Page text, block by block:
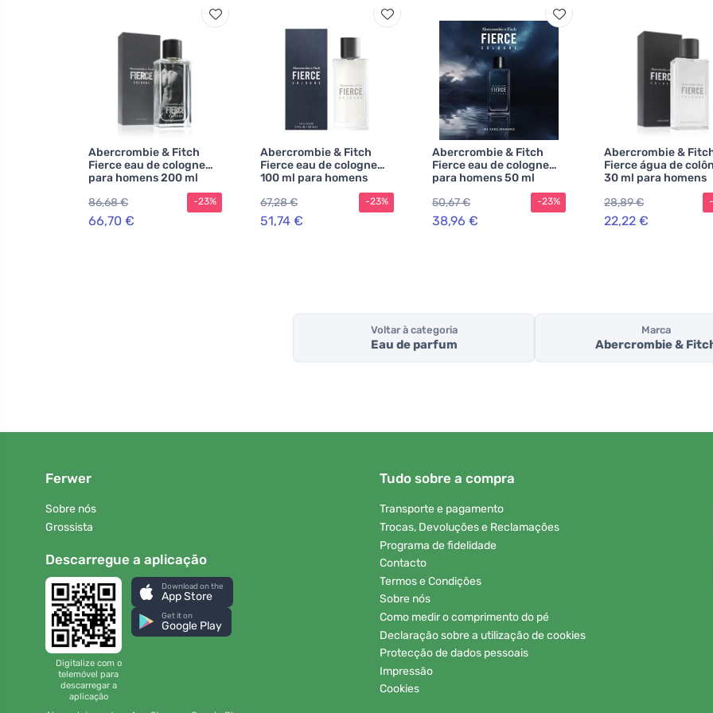
Abercrombie & Fitch
Fierce eau de cologne
para homens 200 ml
86,68 €
66,70 €
-23%
Abercrombie & Fitch
Fierce eau de cologne
100 ml para homens
67,28 €
51,74 €
-23%
Abercrombie & Fitch
Fierce eau de cologne
para homens 50 ml
50,67 €
38,96 €
-23%
Abercrombie &
Fierce água de
30 ml para homens
28,89 €
22,22 €
Voltar à categoria
Eau de parfum
Marca
Abercrombie &
Ferwer
Sobre nós
Grossista
Descarregue a aplicação
Digitalize com o
telemóvel para
descarregar a
aplicação
Download on the
App Store
Get it on
Google Play
Tudo sobre a compra
Transporte e pagamento
Trocas, Devoluções e Reclamações
Programa de fidelidade
Contacto
Termos e Condições
Sobre nós
Como medir o comprimento do pé
Declaração sobre a utilização de cookies
Protecção de dados pessoais
Impressão
Cookies